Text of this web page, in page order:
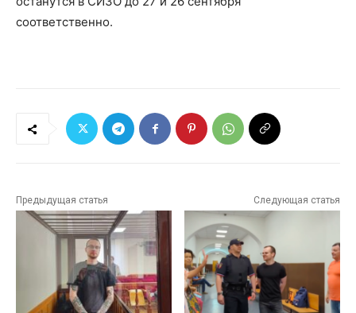
соответственно.
Предыдущая статья Следующая статья